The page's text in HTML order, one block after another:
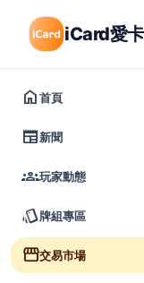
iCard愛卡
home首頁
newspaper新聞
groups玩家動態
style牌組專區
storefront交易市場